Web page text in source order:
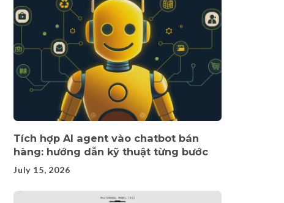
Tích hợp AI agent vào chatbot bán
hàng: hướng dẫn kỹ thuật từng bước
July 15, 2026